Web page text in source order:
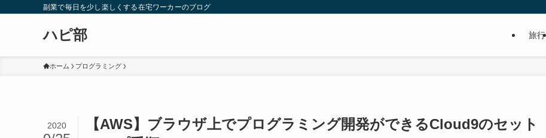
副業で毎日を少し楽しくする在宅ワーカーのブログ
ハピ部 旅行
ホーム プログラミング
【AWS】ブラウザ上でプログラミング開発ができるCloud9のセット
2020